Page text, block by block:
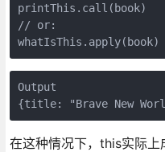
printThis.call(book)
// or:
whatIsThis.apply(book)
Output
{title: "Brave New
在这种情况下，this实际上